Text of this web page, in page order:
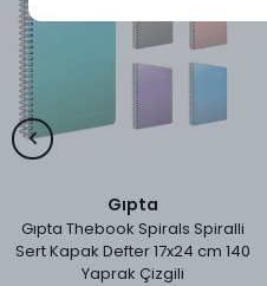
Gıpta
Gıpta Thebook Spirals Spiralli
Sert Kapak Defter 17x24 cm 140
Yaprak Çizgili